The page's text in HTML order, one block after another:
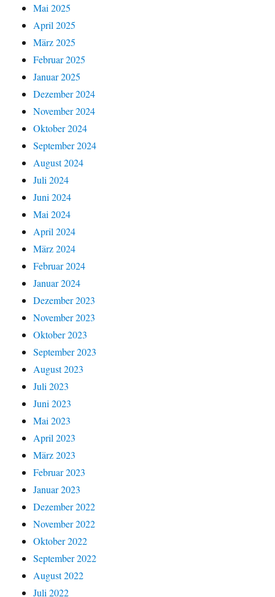
Mai 2025
April 2025
März 2025
Februar 2025
Januar 2025
Dezember 2024
November 2024
Oktober 2024
September 2024
August 2024
Juli 2024
Juni 2024
Mai 2024
April 2024
März 2024
Februar 2024
Januar 2024
Dezember 2023
November 2023
Oktober 2023
September 2023
August 2023
Juli 2023
Juni 2023
Mai 2023
April 2023
März 2023
Februar 2023
Januar 2023
Dezember 2022
November 2022
Oktober 2022
September 2022
August 2022
Juli 2022